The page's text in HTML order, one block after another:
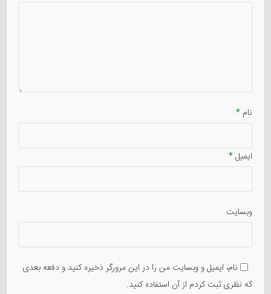
نام*
ایمیل*
وبسایت
نام، ایمیل و وبسایت من را در این مرورگر ذخیره کنید و دفعه بعدی
که نظری ثبت کردم از آن استفاده کنید.